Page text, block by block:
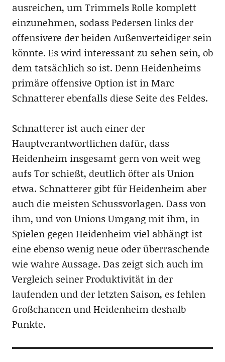
ausreichen, um Trimmels Rolle komplett
einzunehmen, sodass Pedersen links der
offensivere der beiden Außenverteidiger sein
könnte. Es wird interessant zu sehen sein, ob
dem tatsächlich so ist. Denn Heidenheims
primäre offensive Option ist in Marc
Schnatterer ebenfalls diese Seite des Feldes.
Schnatterer ist auch einer der
Hauptverantwortlichen dafür, dass
Heidenheim insgesamt gern von weit weg
aufs Tor schießt, deutlich öfter als Union
etwa. Schnatterer gibt für Heidenheim aber
auch die meisten Schussvorlagen. Dass von
ihm, und von Unions Umgang mit ihm, in
Spielen gegen Heidenheim viel abhängt ist
eine ebenso wenig neue oder überraschende
wie wahre Aussage. Das zeigt sich auch im
Vergleich seiner Produktivität in der
laufenden und der letzten Saison, es fehlen
Großchancen und Heidenheim deshalb
Punkte.